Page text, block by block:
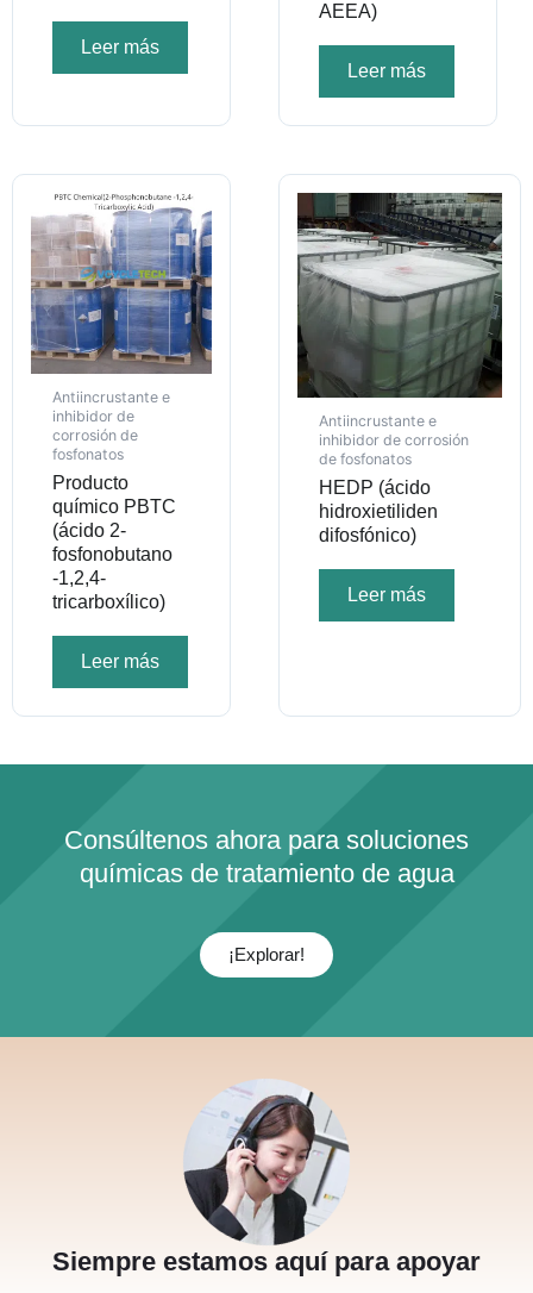
Leer más
AEEA)
Leer más
Antiincrustante e
inhibidor de
corrosión de
fosfonatos
Producto
químico PBTC
(ácido 2-
fosfonobutano
-1,2,4-
tricarboxílico)
Leer más
Antiincrustante e
inhibidor de corrosión
de fosfonatos
HEDP (ácido
hidroxietiliden
difosfónico)
Leer más
Consúltenos ahora para soluciones
químicas de tratamiento de agua
¡Explorar!
Siempre estamos aquí para apoyar